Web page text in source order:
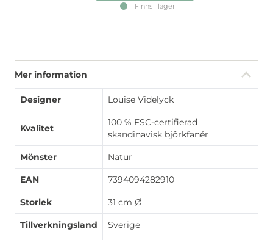
Finns i lager
Mer information
Designer Louise Videlyck
Kvalitet
100 % FSC-certifierad
skandinavisk björkfanér
Mönster Natur
EAN 7394094282910
Storlek 31 cm Ø
Tillverkningsland Sverige